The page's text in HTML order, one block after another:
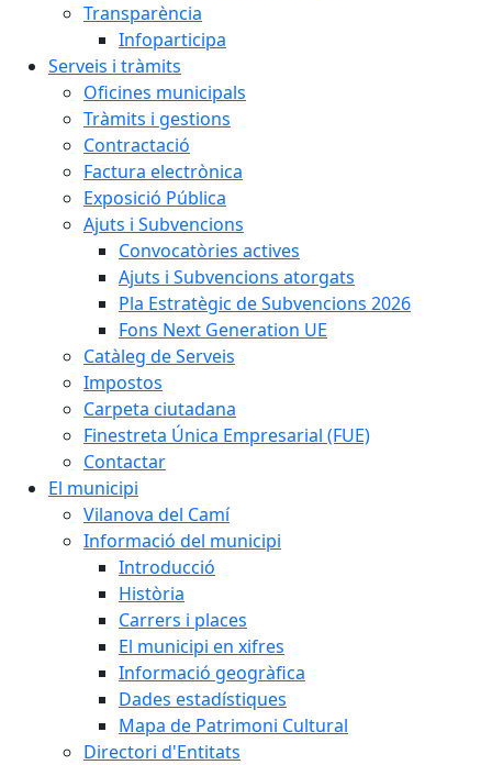
Transparència
Infoparticipa
Serveis i tràmits
Oficines municipals
Tràmits i gestions
Contractació
Factura electrònica
Exposició Pública
Ajuts i Subvencions
Convocatòries actives
Ajuts i Subvencions atorgats
Pla Estratègic de Subvencions 2026
Fons Next Generation UE
Catàleg de Serveis
Impostos
Carpeta ciutadana
Finestreta Única Empresarial (FUE)
Contactar
El municipi
Vilanova del Camí
Informació del municipi
Introducció
Història
Carrers i places
El municipi en xifres
Informació geogràfica
Dades estadístiques
Mapa de Patrimoni Cultural
Directori d'Entitats